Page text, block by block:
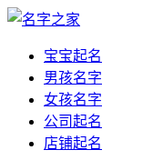
宝宝起名
男孩名字
女孩名字
公司起名
店铺起名